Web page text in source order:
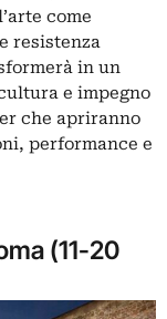
come
resistenza
in un
e impegno
che apriranno
performance e
(11-20